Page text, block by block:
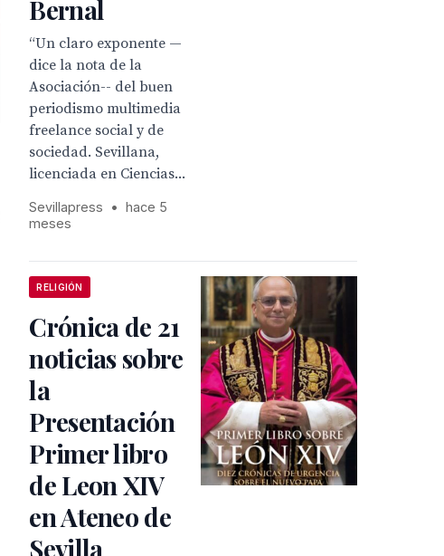
Bernal
“Un claro exponente —
dice la nota de la
Asociación-- del buen
periodismo multimedia
freelance social y de
sociedad. Sevillana,
licenciada en Ciencias...
Sevillapress •
hace 5
meses
RELIGIÓN
Crónica de 21
noticias sobre
la
Presentación
Primer libro
de Leon XIV
en Ateneo de
Sevilla